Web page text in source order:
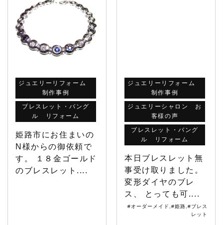
ジュエリーリフォーム
制作事例
ブレスレット・バング
ル リフォーム
姫路市にお住まいの
N様からの御依頼で
す。 １８金ゴールド
のブレスレット....
ジュエリーリフォーム
制作事例
ジュエリーシャロン お
客様の声
ブレスレット・バング
ル リフォーム
本日ブレスレット無
事受け取りました。
変形ダイヤのブレ
ス、 とっても可....
#オーダーメイド #姫路 #ブレス
レット